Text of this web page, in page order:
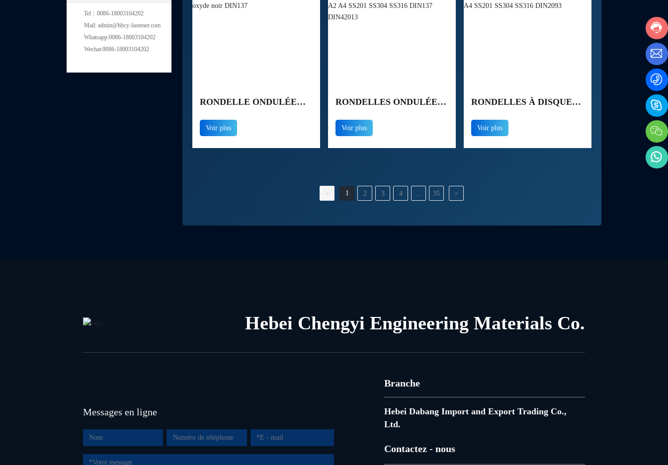
Tel：0086-18003104202
Mail: admin@hbcy-fastener.com
Whatsapp:0086-18003104202
Wechat:0086-18003104202
RONDELLE ONDULÉE
DIN42013 DE TYPE
OXYDE NOIR DIN137
Voir plus
RONDELLES ONDULÉES
EN ACIER INOXYDABLE
A2 A4 SS201 SS304 SS316
Voir plus
RONDELLES À DISQUE
EN ACIER INOXYDABLE
A2 A4 SS201 SS304 SS316
Voir plus
< 1 2 3 4 ... 35 >
Hebei Chengyi Engineering Materials Co.
Messages en ligne
Branche
Hebei Dabang Import and Export Trading Co.,
Ltd.
Contactez - nous